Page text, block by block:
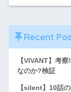
Recent
【VIVANT】考
なのか?検証
【silent】10話